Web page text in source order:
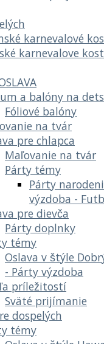
karnevalové
karnevalove
a balóny na
Fóliové balóny
na tvár
pre chlapca
Maľovanie na tvár
Párty témy
Párty
výzdoba -
pre dievča
Párty doplnky
témy
Oslava v štýle
- Párty výzdoba
príležitostí
Sväté prijímanie
dospelých
témy